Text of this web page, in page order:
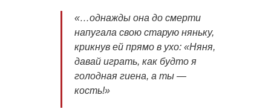
«…однажды она до смерти
напугала свою старую няньку,
крикнув ей прямо в ухо: «Няня,
давай играть, как будто я
голодная гиена, а ты —
кость!»